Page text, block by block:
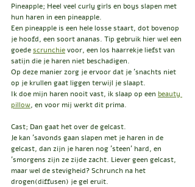
Pineapple; Heel veel curly girls en boys slapen met
hun haren in een pineapple.
Een pineapple is een hele losse staart, dot bovenop
je hoofd, een soort ananas. Tip gebruik hier wel een
goede scrunchie voor, een los haarrekje liefst van
satijn die je haren niet beschadigen.
Op deze manier zorg je ervoor dat je 'snachts niet
op je krullen gaat liggen terwijl je slaapt.
Ik doe mijn haren nooit vast, ik slaap op een beauty
pillow, en voor mij werkt dit prima.
Cast; Dan gaat het over de gelcast.
Je kan 'savonds gaan slapen met je haren in de
gelcast, dan zijn je haren nog 'steen' hard, en
'smorgens zijn ze zijde zacht. Liever geen gelcast,
maar wel de stevigheid? Schrunch na het
drogen(diffusen) je gel eruit.